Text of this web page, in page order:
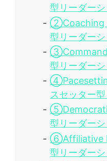
型リーダーシ
②Coaching
型リーダーシ
型リーダーシ
スセッター
型リーダーシ
⑥Affiliative
型リーダーシ